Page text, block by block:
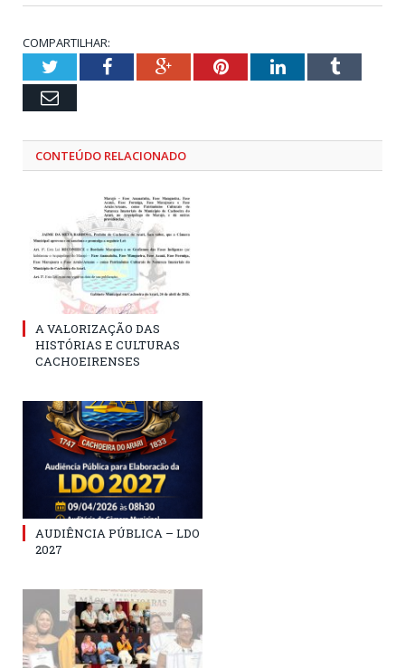
COMPARTILHAR:
TwitterFacebookGoogle+PinterestLinkedInTumblr
Email
CONTEÚDO RELACIONADO
A VALORIZAÇÃO DAS
HISTÓRIAS E CULTURAS
CACHOEIRENSES
AUDIÊNCIA PÚBLICA – LDO
2027